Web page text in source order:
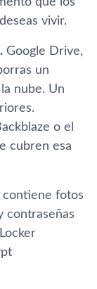
vivir.
Google Drive,
un
nube. Un
o el
cubren esa
fotos
contraseñas